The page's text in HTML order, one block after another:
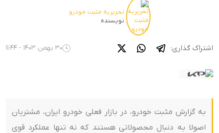
تحریریه مثبت خودرو
نویسنده
اشتراک گذاری: 30 بهمن 1403 - 11:44
به گزارش مثبت خودرو، در بازار فعلی خودرو ایران، مشتریان
اصولا به دنبال محصولاتی هستند که نه تنها عملکرد قوی